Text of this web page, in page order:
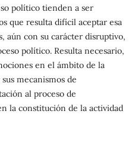
político tienden a ser
que resulta difícil aceptar esa
aún con su carácter disruptivo,
político. Resulta necesario,
en el ámbito de la
mecanismos de
al proceso de
la constitución de la actividad